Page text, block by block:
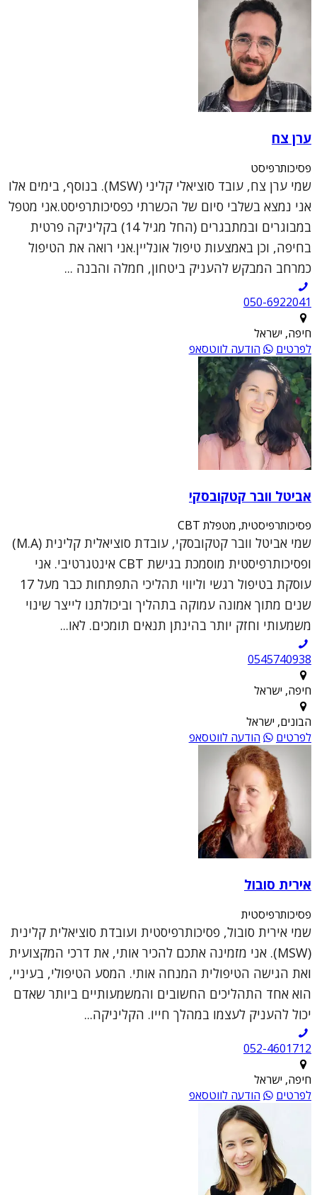
ערן צח
פסיכותרפיסט
שמי ערן צח, עובד סוציאלי קליני (MSW). בנוסף, בימים אלו
אני נמצא בשלבי סיום של הכשרתי כפסיכותרפיסט.אני מטפל
במבוגרים ובמתבגרים (החל מגיל 14) בקליניקה פרטית
בחיפה, וכן באמצעות טיפול אונליין.אני רואה את הטיפול
כמרחב המבקש להעניק ביטחון, חמלה והבנה ...
050-6922041
חיפה, ישראל
לפרטים
הודעה לווטסאפ
אביטל וובר קטקובסקי
פסיכותרפיסטית, מטפלת CBT
שמי אביטל וובר קטקובסקי, עובדת סוציאלית קלינית (M.A)
ופסיכותרפיסטית מוסמכת בגישת CBT אינטגרטיבי. אני
עוסקת בטיפול רגשי וליווי תהליכי התפתחות כבר מעל 17
שנים מתוך אמונה עמוקה בתהליך וביכולתנו לייצר שינוי
משמעותי וחזק יותר בהינתן תנאים תומכים. לאו...
0545740938
חיפה, ישראל
הבונים, ישראל
לפרטים
הודעה לווטסאפ
אירית סובול
פסיכותרפיסטית
שמי אירית סובול, פסיכותרפיסטית ועובדת סוציאלית קלינית
(MSW). אני מזמינה אתכם להכיר אותי, את דרכי המקצועית
ואת הגישה הטיפולית המנחה אותי. המסע הטיפולי, בעיניי,
הוא אחד התהליכים החשובים והמשמעותיים ביותר שאדם
יכול להעניק לעצמו במהלך חייו. הקליניקה...
052-4601712
חיפה, ישראל
לפרטים
הודעה לווטסאפ